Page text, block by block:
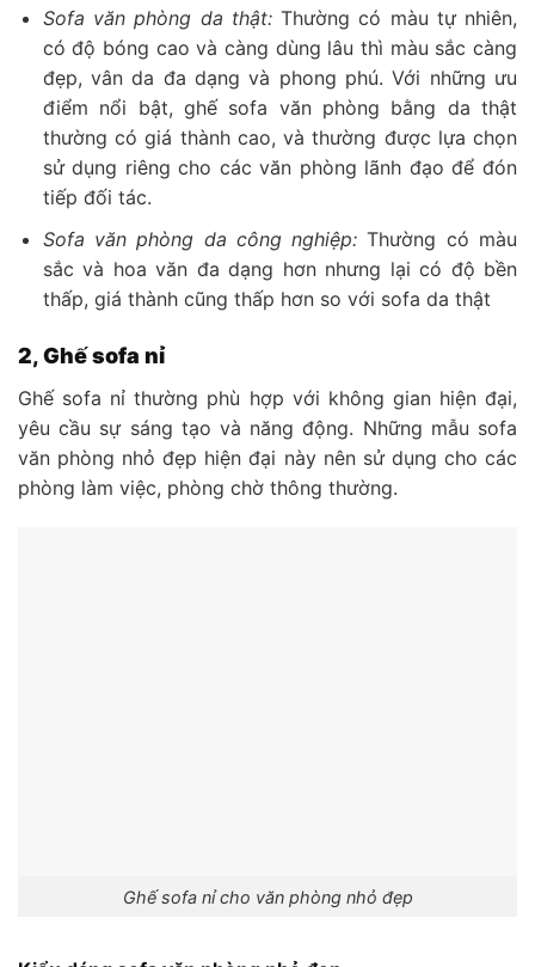
Sofa văn phòng da thật:Thường có màu tự nhiên,
có độ bóng cao và càng dùng lâu thì màu sắc càng
đẹp, vân da đa dạng và phong phú. Với những ưu
điểm nổi bật, ghế sofa văn phòng bằng da thật
thường có giá thành cao, và thường được lựa chọn
sử dụng riêng cho các văn phòng lãnh đạo để đón
tiếp đối tác.
Sofa văn phòng da công nghiệp: Thường có màu
sắc và hoa văn đa dạng hơn nhưng lại có độ bền
thấp, giá thành cũng thấp hơn so với sofa da thật
2, Ghế sofa nỉ
Ghế sofa nỉ thường phù hợp với không gian hiện đại,
yêu cầu sự sáng tạo và năng động. Những mẫu sofa
văn phòng nhỏ đẹp hiện đại này nên sử dụng cho các
phòng làm việc, phòng chờ thông thường.
Ghế sofa nỉ cho văn phòng nhỏ đẹp